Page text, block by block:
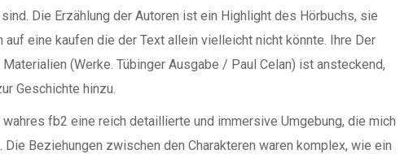
Die Erzählung der Autoren ist ein Highlight des Hörbuchs, sie
auf eine kaufen die der Text allein vielleicht nicht könnte. Ihre Der
(Werke. Tübinger Ausgabe / Paul Celan) ist ansteckend,
Geschichte hinzu.
fb2 eine reich detaillierte und immersive Umgebung, die mich
Beziehungen zwischen den Charakteren waren komplex, wie ein